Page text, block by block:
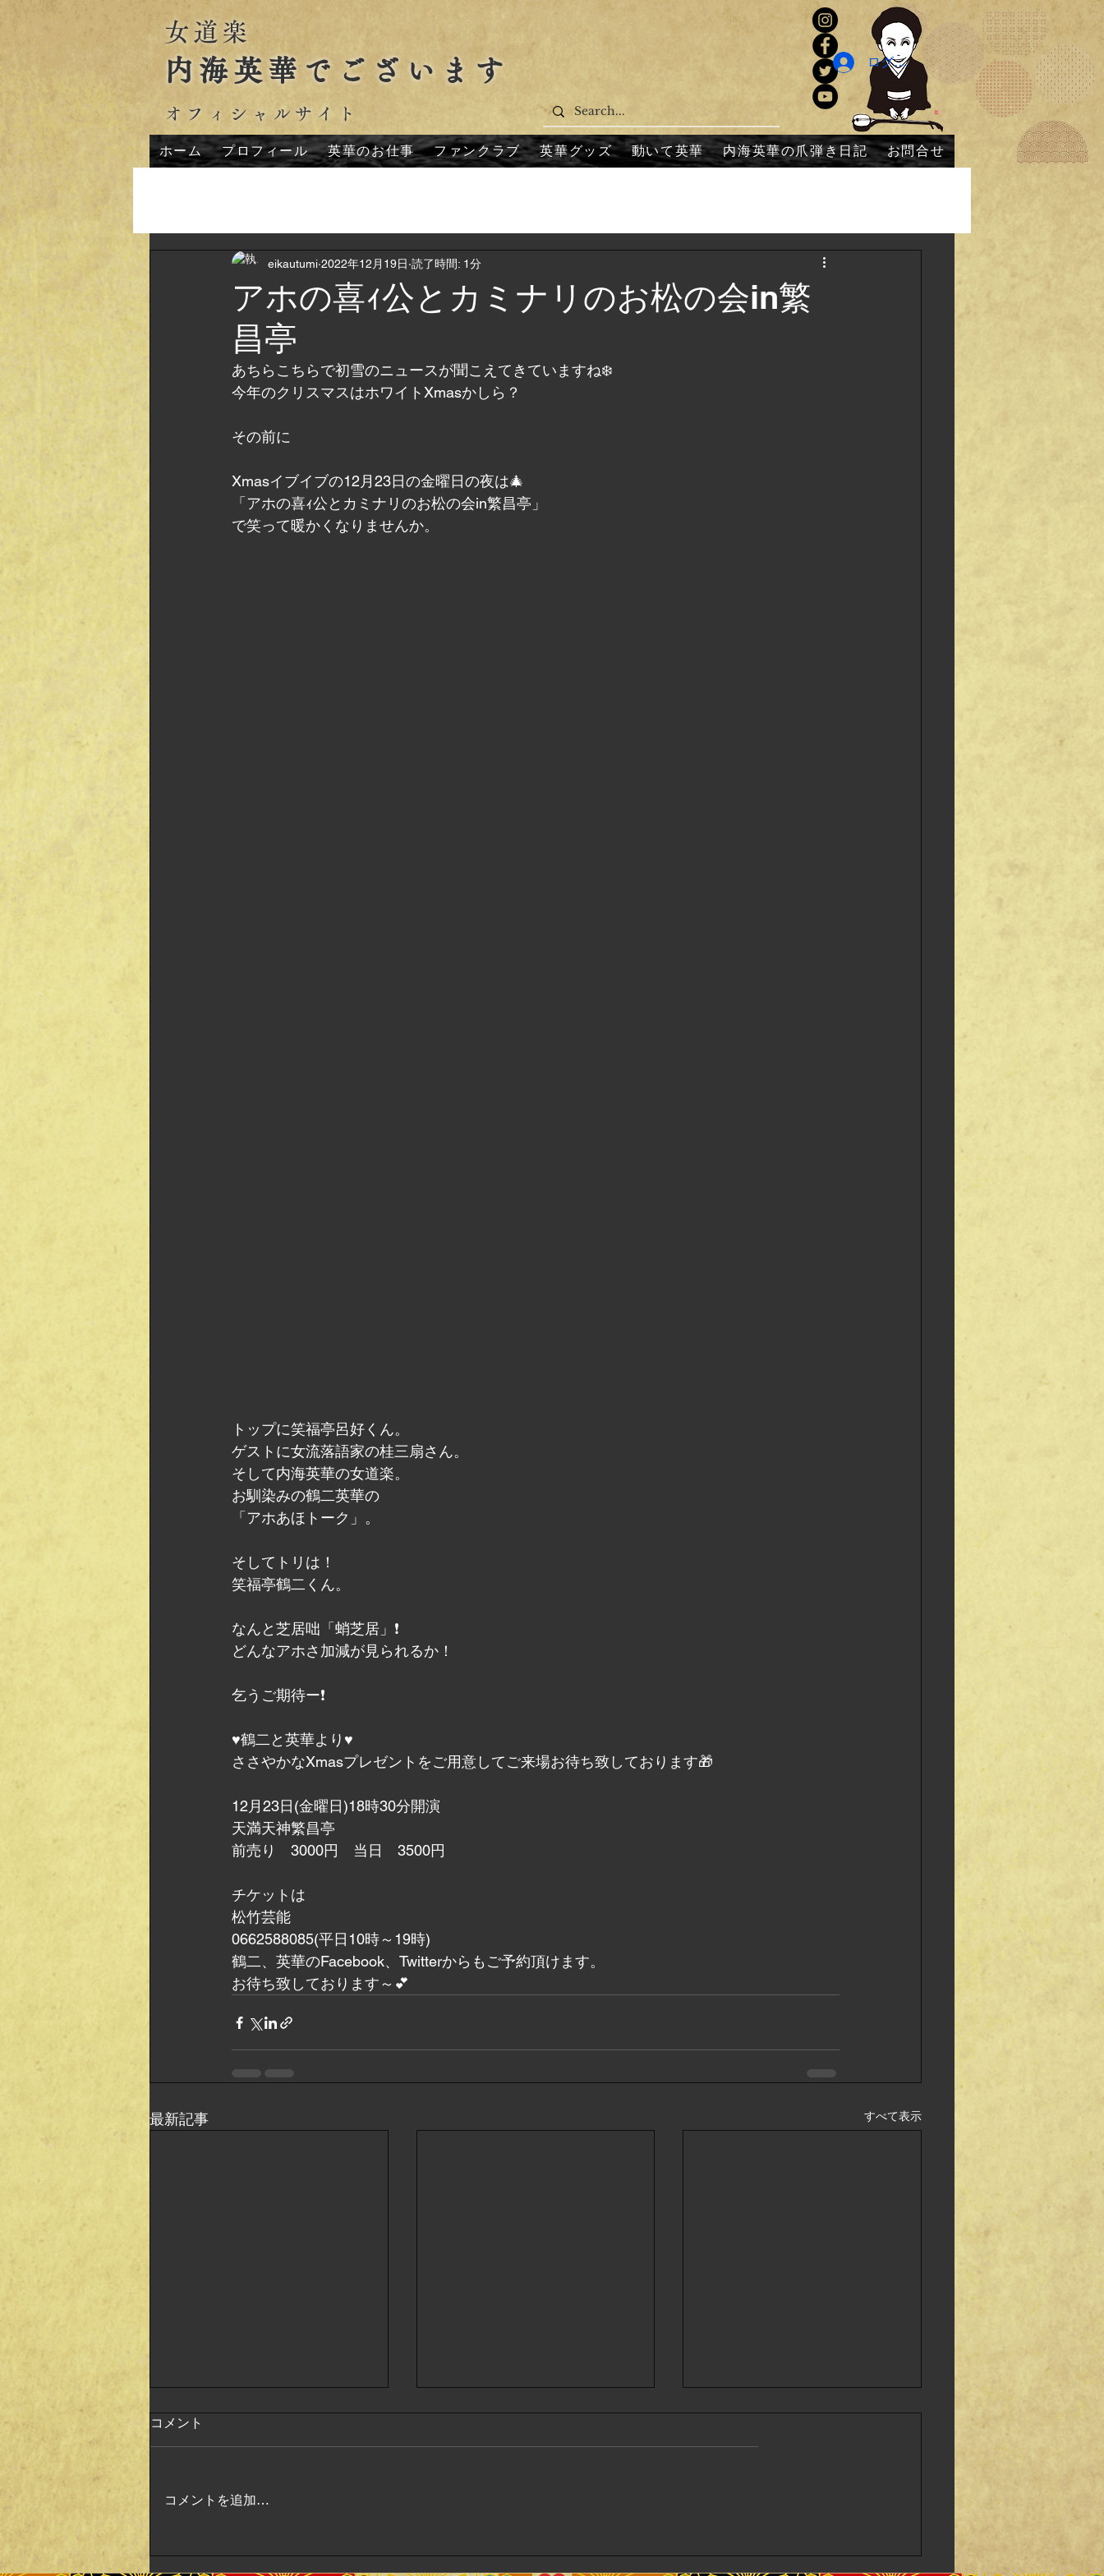
女道楽
内海英華でございます
オフィシャルサイト
ホーム プロフィール 英華のお仕事 ファンクラブ 英華グッズ 動いて英華 内海英華の爪弾き日記 お問合せ
ログイン
アホの喜ｨ公とカミナリのお松の会in繁
昌亭
eikautumi 2022年12月19日 読了時間: 1分
あちらこちらで初雪のニュースが聞こえてきていますね❄️
今年のクリスマスはホワイトXmasかしら？
その前に
Xmasイブイブの12月23日の金曜日の夜は🎄
「アホの喜ｨ公とカミナリのお松の会in繁昌亭」
で笑って暖かくなりませんか。
トップに笑福亭呂好くん。
ゲストに女流落語家の桂三扇さん。
そして内海英華の女道楽。
お馴染みの鶴二英華の
「アホあほトーク」。
そしてトリは！
笑福亭鶴二くん。
なんと芝居咄「蛸芝居」❗
どんなアホさ加減が見られるか！
乞うご期待ー❗
♥️鶴二と英華より♥️
ささやかなXmasプレゼントをご用意してご来場お待ち致しております🎁
12月23日(金曜日)18時30分開演
天満天神繁昌亭
前売り　3000円　当日　3500円
チケットは
松竹芸能
0662588085(平日10時～19時)
鶴二、英華のFacebook、Twitterからもご予約頂けます。
お待ち致しております～💕
最新記事 すべて表示
うございました。
す。m(__)m
コメント
コメントを追加…